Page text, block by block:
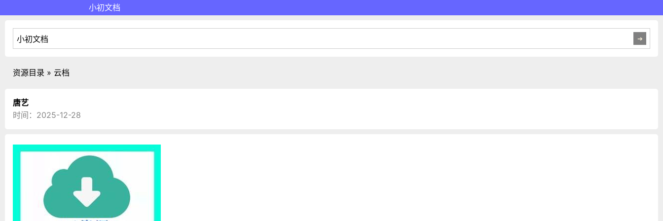
小初文档
资源目录 » 云档
唐艺
时间：2025-12-28